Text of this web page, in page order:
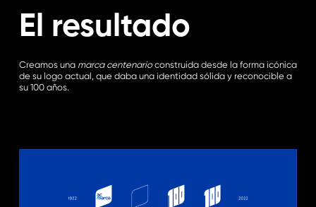
El resultado
Creamos una marca centenarioconstruida desde la forma icónica
de su logo actual, que daba una identidad sólida y reconocible a
su 100 años.